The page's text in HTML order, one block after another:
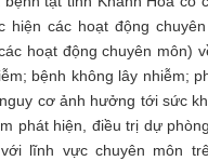
hiện các hoạt động chuyên
hoạt động chuyên môn)
bệnh không lây nhiễm;
cơ ảnh hưởng tới sức
phát hiện, điều trị dự
lĩnh vực chuyên môn